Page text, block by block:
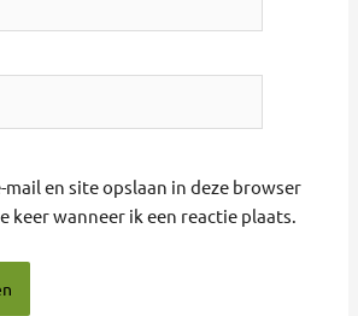
mail en site opslaan in deze browser
keer wanneer ik een reactie plaats.